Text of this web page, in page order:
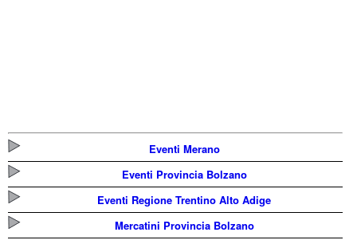
Eventi Merano
Eventi Provincia Bolzano
Eventi Regione Trentino Alto Adige
Mercatini Provincia Bolzano